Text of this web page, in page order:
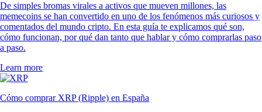
De simples bromas virales a activos que mueven millones, las
memecoins se han convertido en uno de los fenómenos más curiosos y
comentados del mundo cripto. En esta guía te explicamos qué son,
cómo funcionan, por qué dan tanto que hablar y cómo comprarlas paso
a paso.
Learn more
Cómo comprar XRP (Ripple) en España